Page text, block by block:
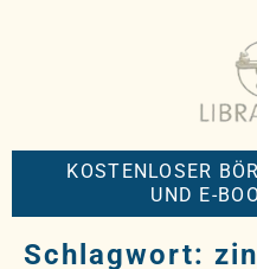
KOSTENLOSER
UND E-
Schlagwort: